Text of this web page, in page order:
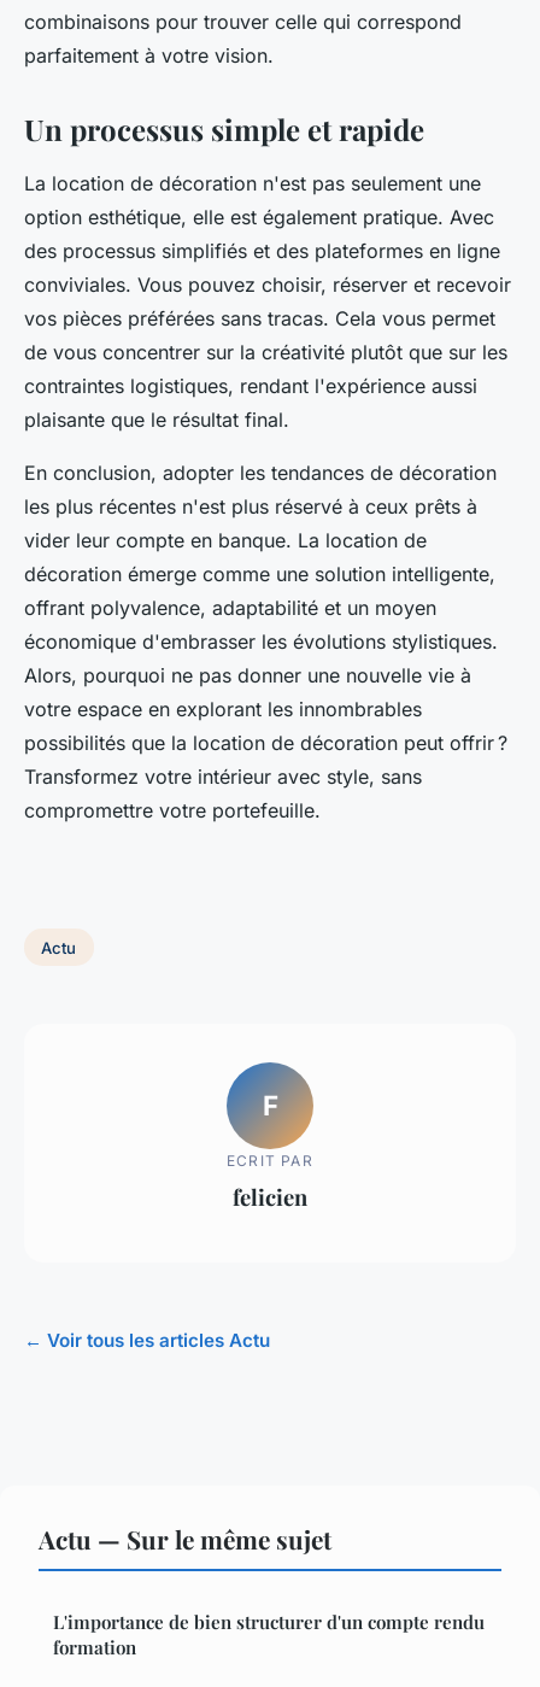
combinaisons pour trouver celle qui correspond
parfaitement à votre vision.
Un processus simple et rapide
La location de décoration n'est pas seulement une
option esthétique, elle est également pratique. Avec
des processus simplifiés et des plateformes en ligne
conviviales. Vous pouvez choisir, réserver et recevoir
vos pièces préférées sans tracas. Cela vous permet
de vous concentrer sur la créativité plutôt que sur les
contraintes logistiques, rendant l'expérience aussi
plaisante que le résultat final.
En conclusion, adopter les tendances de décoration
les plus récentes n'est plus réservé à ceux prêts à
vider leur compte en banque. La location de
décoration émerge comme une solution intelligente,
offrant polyvalence, adaptabilité et un moyen
économique d'embrasser les évolutions stylistiques.
Alors, pourquoi ne pas donner une nouvelle vie à
votre espace en explorant les innombrables
possibilités que la location de décoration peut offrir ?
Transformez votre intérieur avec style, sans
compromettre votre portefeuille.
Actu
F
ECRIT PAR
felicien
← Voir tous les articles Actu
Actu — Sur le même sujet
L'importance de bien structurer d'un compte rendu
formation